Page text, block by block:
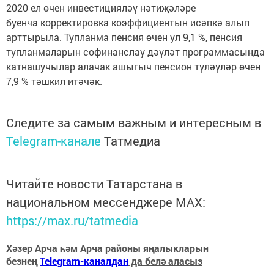
2020 ел өчен инвестицияләү нәтиҗәләре
буенча корректировка коэффициентын исәпкә алып
арттырыла. Тупланма пенсия өчен ул 9,1 %, пенсия
тупланмаларын софинанслау дәүләт программасында
катнашучылар алачак ашыгыч пенсион түләүләр өчен
7,9 % тәшкил итәчәк.
Следите за самым важным и интересным в
Telegram-канале Татмедиа
Читайте новости Татарстана в
национальном мессенджере MАХ:
https://max.ru/tatmedia
Хәзер Арча һәм Арча районы яңалыкларын
безнеңTelegram-каналданда белә аласыз